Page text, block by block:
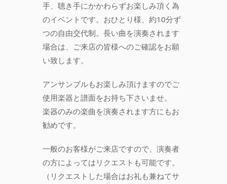
手、聴き手にかかわらずお楽しみ頂く為
のイベントです。おひとり様、約10分ず
つの自由交代制。長い曲を演奏されます
場合は、ご来店の皆様へのご確認をお願
い致します。
アンサンブルもお楽しみ頂けますのでご
使用楽器と譜面をお持ち下さいませ。
楽器のみの楽曲を演奏されます方にもお
勧めです。
一般のお客様がご来店ですので、演奏者
の方によってはリクエストも可能です。
（リクエストした場合はお礼も兼ねてサ